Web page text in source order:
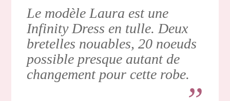
Le modèle Laura est une
Infinity Dress en tulle. Deux
bretelles nouables, 20 noeuds
possible presque autant de
changement pour cette robe.